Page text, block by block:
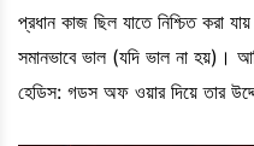
প্রধান কাজ ছিল যাতে নিশ্চিত করা
সমানভাবে ভাল (যদি ভাল না হয়)।
হেডিস: গডস অফ ওয়ার দিয়ে তার